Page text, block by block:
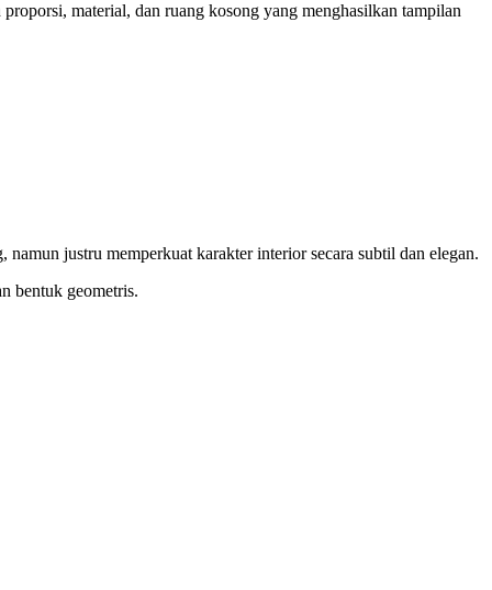
material, dan ruang kosong yang menghasilkan tampilan
justru memperkuat karakter interior secara subtil dan elegan.
bentuk geometris.